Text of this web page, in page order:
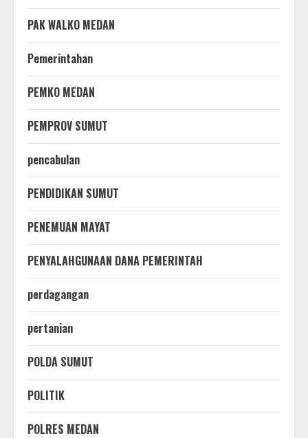
PAK WALKO MEDAN
Pemerintahan
PEMKO MEDAN
PEMPROV SUMUT
pencabulan
PENDIDIKAN SUMUT
PENEMUAN MAYAT
PENYALAHGUNAAN DANA PEMERINTAH
perdagangan
pertanian
POLDA SUMUT
POLITIK
POLRES MEDAN